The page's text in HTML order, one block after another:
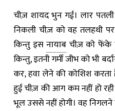
चीज़ शायद भुन गई। लार
निकली चीज़ को वह तलहथी
किन्तु इस नायाबचीज़ को फेंके
किन्तु, इतनी गर्मी जीभ को भी
कर, हवा लेने की कोशिश
हुई चीज़ की आग कम नहीं हो
भूल उससे नहीं होगी। वह